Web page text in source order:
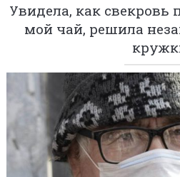
Увидела, как свекровь
мой чай, решила